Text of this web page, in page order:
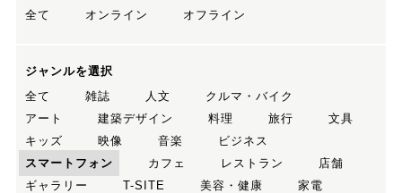
全て
オンライン オフライン
ジャンルを選択
全て
雑誌 人文
クルマ・バイク
アート
建築デザイン 料理 旅行
文具
キッズ
映像 音楽
ビジネス
スマートフォン
カフェ レストラン
店舗
ギャラリー
T-SITE 美容・健康
家電